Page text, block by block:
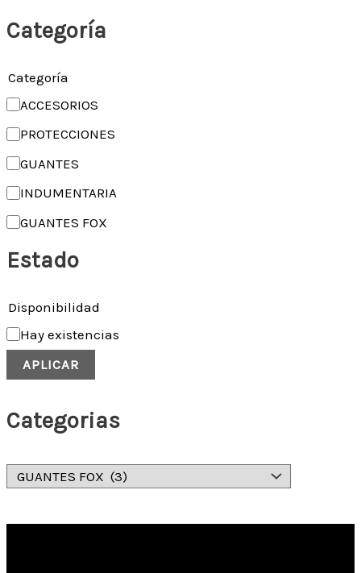
Categoría
Categoría
ACCESORIOS
PROTECCIONES
GUANTES
INDUMENTARIA
GUANTES FOX
Estado
Disponibilidad
Hay existencias
APLICAR
Categorias